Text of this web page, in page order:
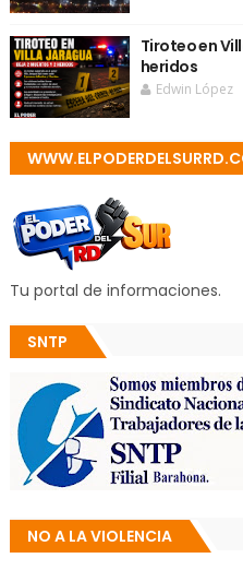
Tiroteo en
heridos
Edwin López
Tu portal de informaciones.
SNTP
NO A LA VIOLENCIA